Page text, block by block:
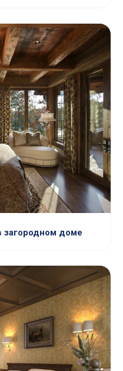
загородном доме